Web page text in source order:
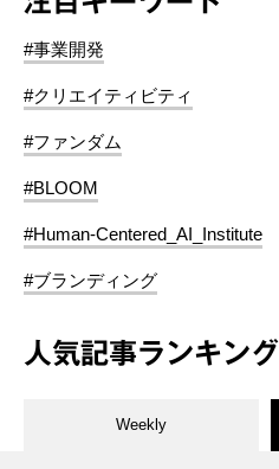
#事業開発
#クリエイティビティ
#ファンダム
#BLOOM
#Human-Centered_AI_Institute
#ブランディング
人気記事ランキング
Weekly